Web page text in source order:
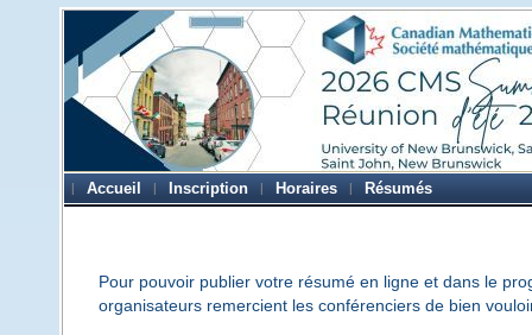
Accueil Inscription Horaires Résumés
Pour pouvoir publier votre résumé en ligne et dans le
organisateurs remercient les conférenciers de bien